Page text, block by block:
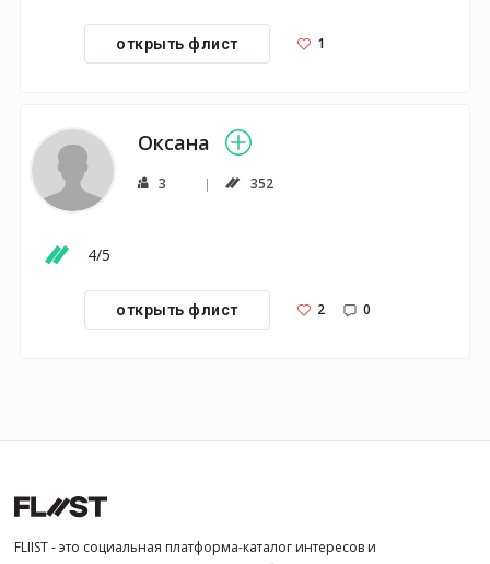
открыть флист 1
Оксана
3 352
4/5
открыть флист 2 0
FLIIST - это социальная платформа-каталог интересов и